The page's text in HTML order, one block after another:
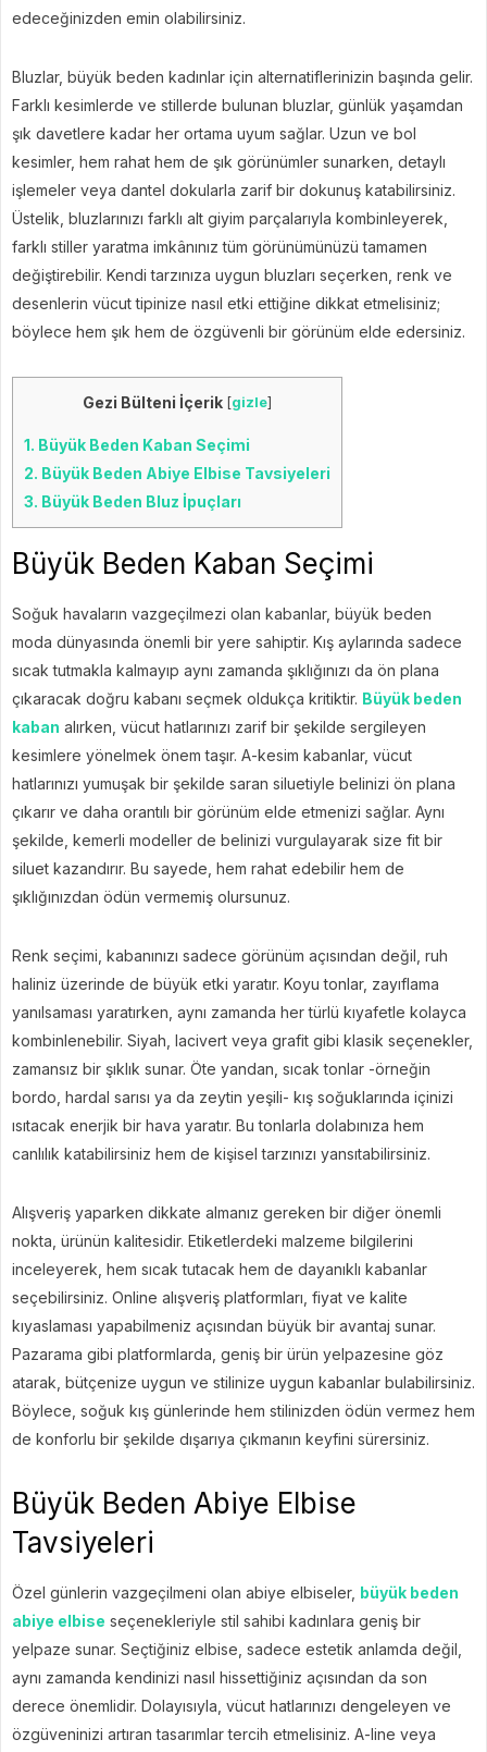
edeceğinizden emin olabilirsiniz.
Bluzlar, büyük beden kadınlar için alternatiflerinizin başında gelir.
Farklı kesimlerde ve stillerde bulunan bluzlar, günlük yaşamdan
şık davetlere kadar her ortama uyum sağlar. Uzun ve bol
kesimler, hem rahat hem de şık görünümler sunarken, detaylı
işlemeler veya dantel dokularla zarif bir dokunuş katabilirsiniz.
Üstelik, bluzlarınızı farklı alt giyim parçalarıyla kombinleyerek,
farklı stiller yaratma imkânınız tüm görünümünüzü tamamen
değiştirebilir. Kendi tarzınıza uygun bluzları seçerken, renk ve
desenlerin vücut tipinize nasıl etki ettiğine dikkat etmelisiniz;
böylece hem şık hem de özgüvenli bir görünüm elde edersiniz.
Gezi Bülteni İçerik [gizle]
1. Büyük Beden Kaban Seçimi
2. Büyük Beden Abiye Elbise Tavsiyeleri
3. Büyük Beden Bluz İpuçları
Büyük Beden Kaban Seçimi
Soğuk havaların vazgeçilmezi olan kabanlar, büyük beden
moda dünyasında önemli bir yere sahiptir. Kış aylarında sadece
sıcak tutmakla kalmayıp aynı zamanda şıklığınızı da ön plana
çıkaracak doğru kabanı seçmek oldukça kritiktir. Büyük beden
kaban alırken, vücut hatlarınızı zarif bir şekilde sergileyen
kesimlere yönelmek önem taşır. A-kesim kabanlar, vücut
hatlarınızı yumuşak bir şekilde saran siluetiyle belinizi ön plana
çıkarır ve daha orantılı bir görünüm elde etmenizi sağlar. Aynı
şekilde, kemerli modeller de belinizi vurgulayarak size fit bir
siluet kazandırır. Bu sayede, hem rahat edebilir hem de
şıklığınızdan ödün vermemiş olursunuz.
Renk seçimi, kabanınızı sadece görünüm açısından değil, ruh
haliniz üzerinde de büyük etki yaratır. Koyu tonlar, zayıflama
yanılsaması yaratırken, aynı zamanda her türlü kıyafetle kolayca
kombinlenebilir. Siyah, lacivert veya grafit gibi klasik seçenekler,
zamansız bir şıklık sunar. Öte yandan, sıcak tonlar -örneğin
bordo, hardal sarısı ya da zeytin yeşili- kış soğuklarında içinizi
ısıtacak enerjik bir hava yaratır. Bu tonlarla dolabınıza hem
canlılık katabilirsiniz hem de kişisel tarzınızı yansıtabilirsiniz.
Alışveriş yaparken dikkate almanız gereken bir diğer önemli
nokta, ürünün kalitesidir. Etiketlerdeki malzeme bilgilerini
inceleyerek, hem sıcak tutacak hem de dayanıklı kabanlar
seçebilirsiniz. Online alışveriş platformları, fiyat ve kalite
kıyaslaması yapabilmeniz açısından büyük bir avantaj sunar.
Pazarama gibi platformlarda, geniş bir ürün yelpazesine göz
atarak, bütçenize uygun ve stilinize uygun kabanlar bulabilirsiniz.
Böylece, soğuk kış günlerinde hem stilinizden ödün vermez hem
de konforlu bir şekilde dışarıya çıkmanın keyfini sürersiniz.
Büyük Beden Abiye Elbise
Tavsiyeleri
Özel günlerin vazgeçilmeni olan abiye elbiseler, büyük beden
abiye elbise seçenekleriyle stil sahibi kadınlara geniş bir
yelpaze sunar. Seçtiğiniz elbise, sadece estetik anlamda değil,
aynı zamanda kendinizi nasıl hissettiğiniz açısından da son
derece önemlidir. Dolayısıyla, vücut hatlarınızı dengeleyen ve
özgüveninizi artıran tasarımlar tercih etmelisiniz. A-line veya